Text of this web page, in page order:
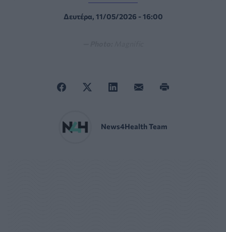
Δευτέρα, 11/05/2026 - 16:00
News4Health Team